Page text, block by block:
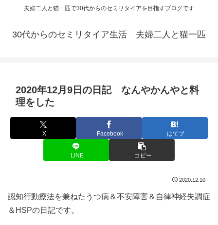
夫婦二人と猫一匹で30代からのセミリタイアを目指すブログです
30代からのセミリタイア生活 夫婦二人と猫一匹
2020年12月9日の日記 なんやかんやと料
理をした
X Facebook はてブ
LINE コピー
2020.12.10
認知行動療法を兼ねたうつ病＆不安障害＆自律神経失調症
＆HSPの日記です。